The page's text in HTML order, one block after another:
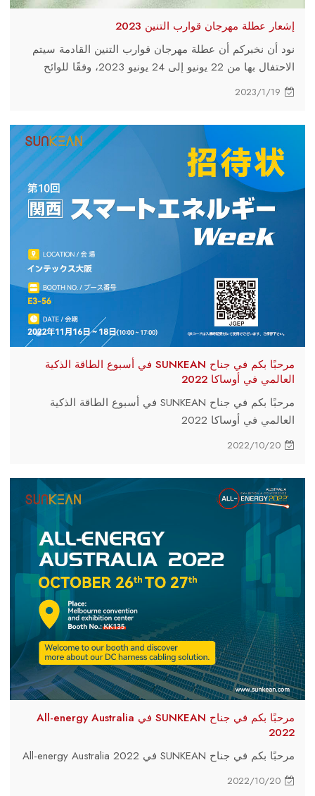
إشعار عطلة مهرجان قوارب التنين 2023
نود أن نخبركم أن عطلة مهرجان قوارب التنين القادمة سيتم
الاحتفال بها من 22 يونيو إلى 24 يونيو 2023، وفقًا للوائح
الحكومة الصينية.
2023/1/19
مرحبًا بكم في جناح SUNKEAN في أسبوع الطاقة الذكية
العالمي في أوساكا 2022
مرحبًا بكم في جناح SUNKEAN في أسبوع الطاقة الذكية
العالمي في أوساكا 2022
2022/10/20
مرحبًا بكم في جناح SUNKEAN في All-energy Australia
2022
مرحبًا بكم في جناح SUNKEAN في All-energy Australia 2022
2022/10/20